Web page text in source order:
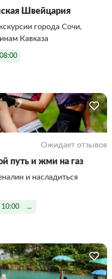
Швейцария
города Сочи,
Кавказа
Ожидает отзывов
путь и жми на газ
и насладиться
10:00 ...